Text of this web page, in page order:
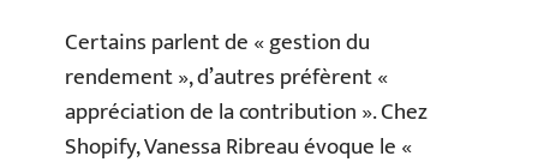
Certains parlent de « gestion du
rendement », d’autres préfèrent «
appréciation de la contribution ». Chez
Shopify, Vanessa Ribreau évoque le «